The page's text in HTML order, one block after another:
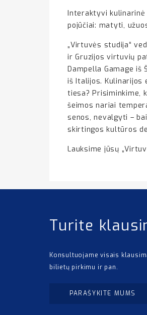
Interaktyvi kulinarinė
pojūčiai: matyti,
„Virtuvės studija“
ir Gruzijos virtuvių
Dampella Gamage iš
iš Italijos. Kulinarijos
tiesa? Prisiminkime,
šeimos nariai
senos, nevalgyti –
skirtingos kultūros
Lauksime jūsų
Turite
Konsultuojame visais
bilietų pirkimu ir pan.
PARAŠYKITE MUMS